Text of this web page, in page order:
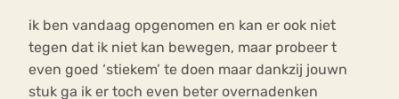
ik ben vandaag opgenomen en kan er ook niet
tegen dat ik niet kan bewegen, maar probeer t
even goed ‘stiekem’ te doen maar dankzij jouwn
stuk ga ik er toch even beter overnadenken